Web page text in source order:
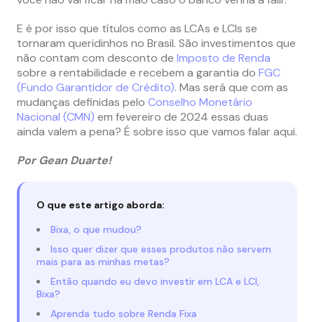
E é por isso que títulos como as LCAs e LCIs se
tornaram queridinhos no Brasil. São investimentos que
não contam com desconto de Imposto de Renda
sobre a rentabilidade e recebem a garantia do FGC
(Fundo Garantidor de Crédito). Mas será que com as
mudanças definidas pelo Conselho Monetário
Nacional (CMN) em fevereiro de 2024 essas duas
ainda valem a pena? É sobre isso que vamos falar aqui.
Por Gean Duarte!
O que este artigo aborda:
Bixa, o que mudou?
Isso quer dizer que esses produtos não servem
mais para as minhas metas?
Então quando eu devo investir em LCA e LCI,
Bixa?
Aprenda tudo sobre Renda Fixa